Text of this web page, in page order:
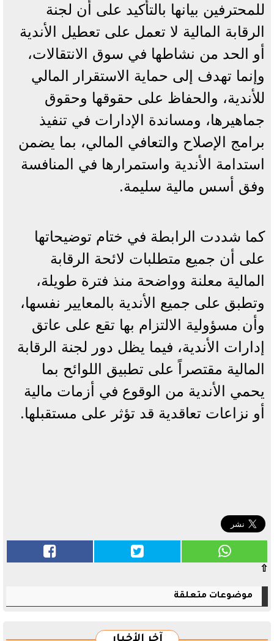
للمحترفين بيانها بالتأكيد على أن لجنة
الرقابة المالية لا تعمل على تعطيل الأندية
أو الحد من نشاطها في سوق الانتقالات،
وإنما تهدف إلى حماية الاستقرار المالي
للأندية، والحفاظ على حقوقها وحقوق
جماهيرها، ومساندة الإدارات في تنفيذ
برامج الإصلاح والتعافي المالي، بما يضمن
استدامة الأندية واستمرارها في المنافسة
وفق أسس مالية سليمة.
كما شددت الرابطة في ختام توضيحاتها
على أن جميع متطلبات لائحة الرقابة
المالية معلنة وواضحة منذ فترة طويلة،
وتطبق على جميع الأندية بالمعايير نفسها،
وأن مسؤولية الالتزام بها تقع على عاتق
إدارات الأندية، فيما يظل دور لجنة الرقابة
المالية مقتصراً على تطبيق اللوائح بما
يحمي الأندية من الوقوع في أزمات مالية
أو نزاعات تعاقدية قد تؤثر على مستقبلها.
⇧
موضوعات متعلقة